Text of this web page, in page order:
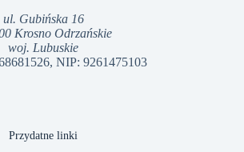
ul. Gubińska 16
Krosno Odrzańskie
woj. Lubuskie
NIP: 9261475103
Przydatne linki